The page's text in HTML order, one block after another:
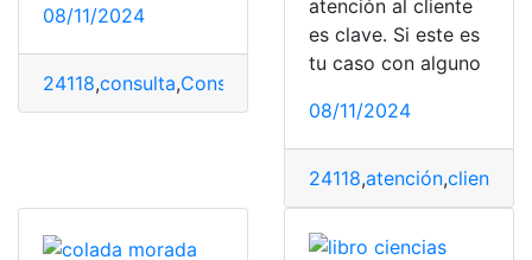
08/11/2024
24118,consulta,Consulta Online
atención al cliente
es clave. Si este es
tu caso con alguno
08/11/2024
24118,atención,cliente